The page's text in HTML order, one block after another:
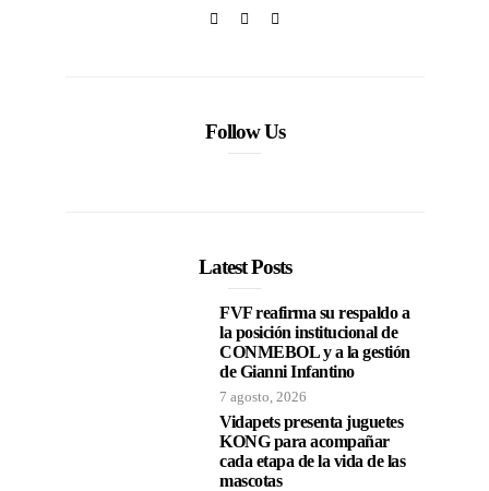
Follow Us
Latest Posts
FVF reafirma su respaldo a
la posición institucional de
CONMEBOL y a la gestión
de Gianni Infantino
7 agosto, 2026
Vidapets presenta juguetes
KONG para acompañar
cada etapa de la vida de las
mascotas